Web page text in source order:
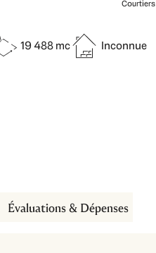
Courtiers
19 488 mc Inconnue
Évaluations & Dépenses